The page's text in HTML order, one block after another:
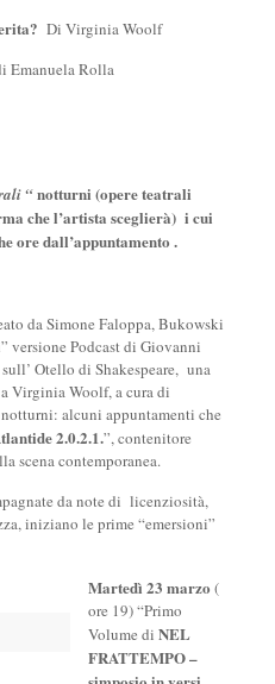
Di Virginia Woolf
Emanuela Rolla
“notturni (opere teatrali
che l’artista sceglierà) i cui
ore dall’appuntamento .
da Simone Faloppa, Bukowski
versione Podcast di Giovanni
Otello di Shakespeare, una
Virginia Woolf, a cura di
alcuni appuntamenti che
2.0.2.1.”, contenitore
scena contemporanea.
da note di licenziosità,
iniziano le prime “emersioni”
Martedì 23 marzo (
ore 19) “Primo
Volume di NEL
FRATTEMPO –